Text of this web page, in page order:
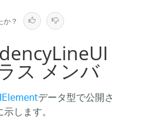
？
ス メンバ
データ型で公開さ
します。